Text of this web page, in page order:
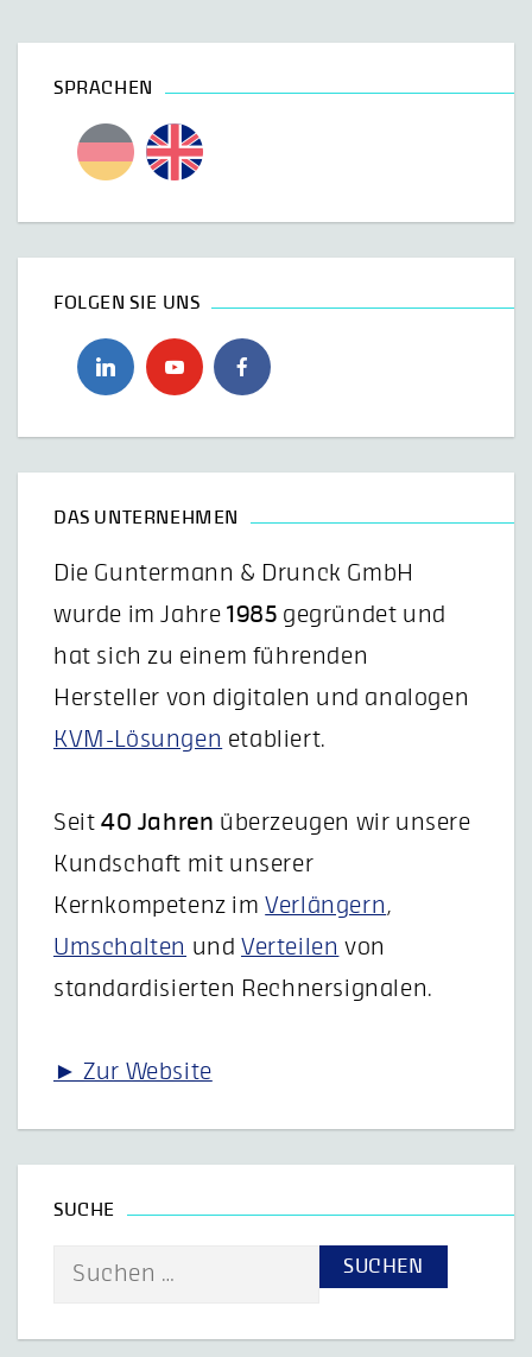
SPRACHEN
FOLGEN SIE UNS
DAS UNTERNEHMEN
Die Guntermann & Drunck GmbH
wurde im Jahre 1985 gegründet und
hat sich zu einem führenden
Hersteller von digitalen und analogen
KVM-Lösungen etabliert.
Seit 40 Jahren überzeugen wir unsere
Kundschaft mit unserer
Kernkompetenz imVerlängern ,
Umschalten und Verteilen von
standardisierten Rechnersignalen.
► Zur Website
SUCHE
Suche